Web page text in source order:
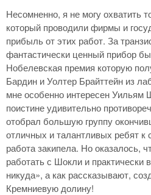
Несомненно, я не могу охватить
который проводили фирмы и
прибыль от этих работ. За
фантастически ценный прибор
Нобелевская премия которую
Бардин и Уолтер Брайттейн из
мне особенно интересен
поистине удивительно
отобрал большую группу
отличных и талантливых ребят к
работа закипела. Но оказалось,
работать с Шокли и практически
никуда», а как рассказывают,
Кремниевую долину!